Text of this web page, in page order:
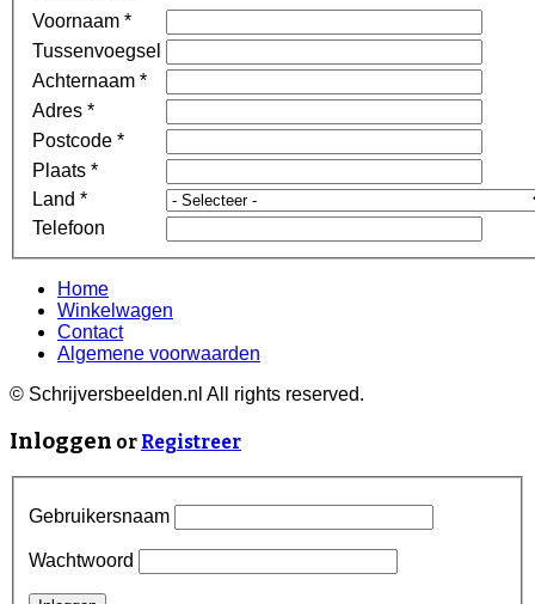
Voornaam *
Tussenvoegsel
Achternaam *
Adres *
Postcode *
Plaats *
Land *
Telefoon
Home
Winkelwagen
Contact
Algemene voorwaarden
© Schrijversbeelden.nl All rights reserved.
Inloggen or Registreer
Gebruikersnaam
Wachtwoord